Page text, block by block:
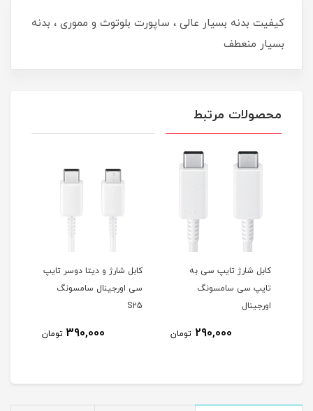
کیفیت بدنه بسیار عالی ، ساپورت بلوتوث و مموری ، بدنه
بسیار منعطف
محصولات مرتبط
کابل شارژ تایپ سی به
تایپ سی سامسونگ
اورجینال
290,000 تومان
کابل شارژ و دیتا دوسر تایپ
سی اورجینال سامسونگ
S25
390,000 تومان